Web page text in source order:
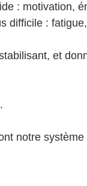
: motivation,
difficile :
et
notre